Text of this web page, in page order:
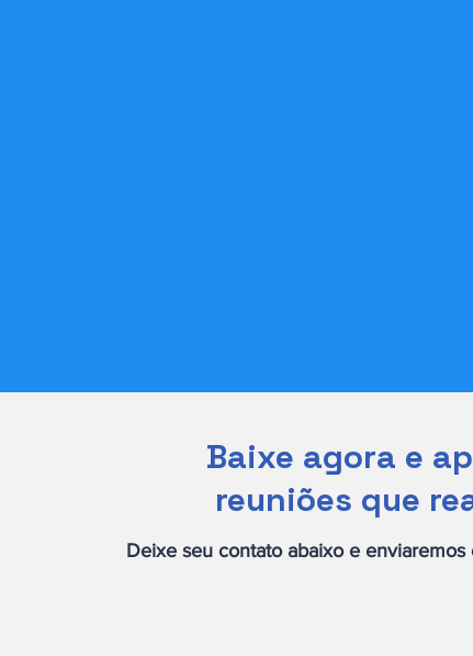
Baixe agora e
reuniões que
Deixe seu contato abaixo e